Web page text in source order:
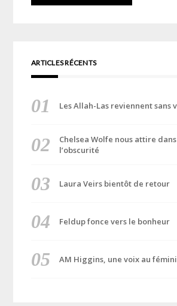
ARTICLES RÉCENTS
Les Allah-Las reviennent sans
Chelsea Wolfe nous attire dans
l’obscurité
Laura Veirs bientôt de retour
Feldup fonce vers le bonheur
AM Higgins, une voix au